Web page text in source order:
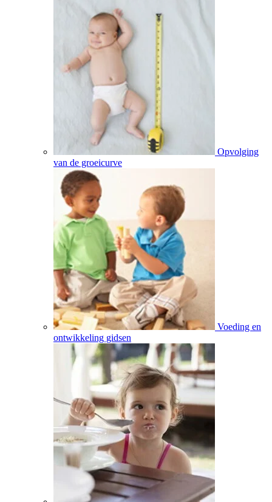
Opvolging
van de groeicurve
Voeding en
ontwikkeling gidsen